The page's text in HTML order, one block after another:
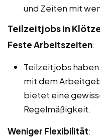
und Zeiten mit
Teilzeitjobs in
Feste Arbeitszeiten:
Teilzeitjobs
mit dem
bietet eine
Regelmäßigkeit.
Weniger Flexibilität: